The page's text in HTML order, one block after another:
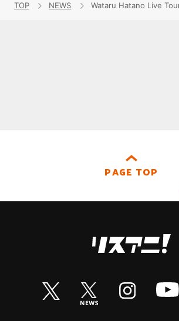
TOP NEWS
PAGE TOP